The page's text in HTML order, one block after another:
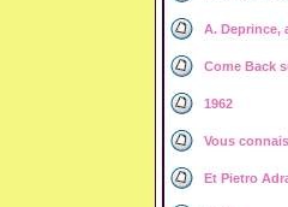
A. Deprince,
Come Back
1962
Vous
Et Pietro